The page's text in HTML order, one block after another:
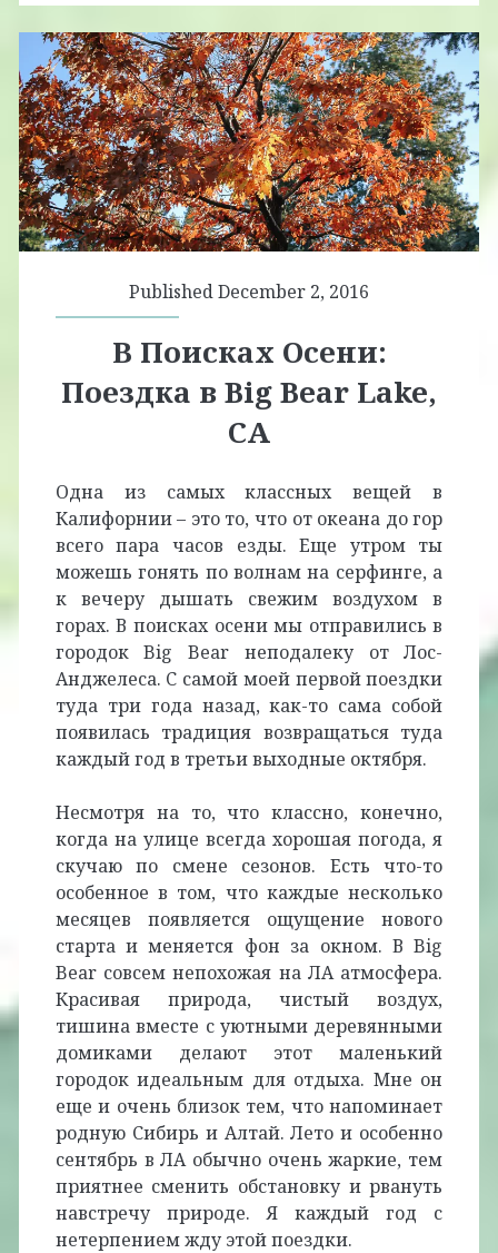
Published December 2, 2016
В Поисках Осени:
Поездка в Big Bear Lake,
CA
Одна из самых классных вещей в
Калифорнии – это то, что от океана до гор
всего пара часов езды. Еще утром ты
можешь гонять по волнам на серфинге, а
к вечеру дышать свежим воздухом в
горах. В поисках осени мы отправились в
городок Big Bear неподалеку от Лос-
Анджелеса. C самой моей первой поездки
туда три года назад, как-то сама собой
появилась традиция возвращаться туда
каждый год в третьи выходные октября.
Несмотря на то, что классно, конечно,
когда на улице всегда хорошая погода, я
скучаю по смене сезонов. Есть что-то
особенное в том, что каждые несколько
месяцев появляется ощущение нового
старта и меняется фон за окном. В Big
Bear совсем непохожая на ЛА атмосфера.
Красивая природа, чистый воздух,
тишина вместе с уютными деревянными
домиками делают этот маленький
городок идеальным для отдыха. Мне он
еще и очень близок тем, что напоминает
родную Сибирь и Алтай. Лето и особенно
сентябрь в ЛА обычно очень жаркие, тем
приятнее сменить обстановку и рвануть
навстречу природе. Я каждый год с
нетерпением жду этой поездки.